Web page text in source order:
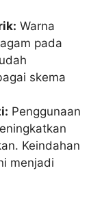
Warna
pada
skema
Penggunaan
Keindahan
menjadi